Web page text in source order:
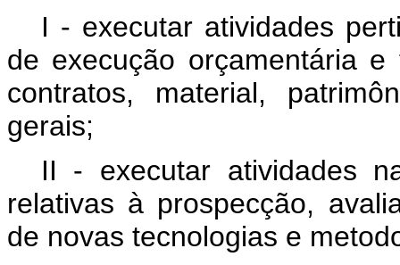
I - executar atividades
de execução orçamentária
contratos, material,
gerais;
II - executar atividades
relativas à prospecção,
de novas tecnologias e